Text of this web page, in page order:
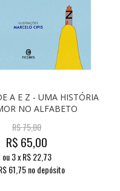
A E Z - UMA HISTÓRIA
NO ALFABETO
R$75,00
R$ 65,00
ou3x R$22,73
61,75 no depósito